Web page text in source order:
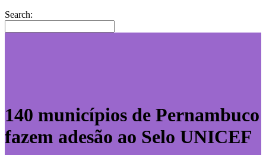
Search:
140 municípios de Pernambuco
fazem adesão ao Selo UNICEF